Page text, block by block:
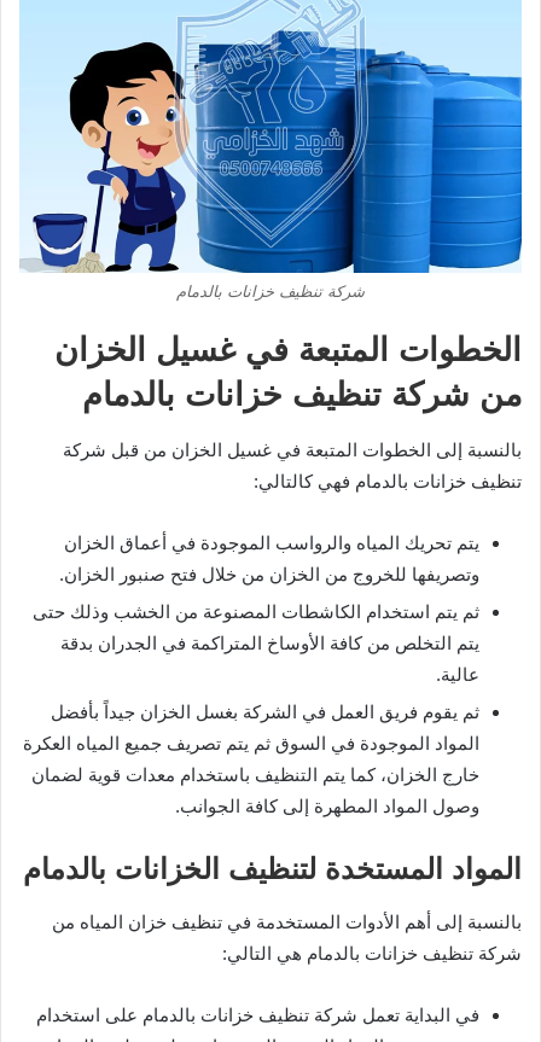
شركة تنظيف خزانات بالدمام
الخطوات المتبعة في غسيل الخزان
من شركة تنظيف خزانات بالدمام
بالنسبة إلى الخطوات المتبعة في غسيل الخزان من قبل شركة
تنظيف خزانات بالدمام فهي كالتالي:
يتم تحريك المياه والرواسب الموجودة في أعماق الخزان
وتصريفها للخروج من الخزان من خلال فتح صنبور الخزان.
ثم يتم استخدام الكاشطات المصنوعة من الخشب وذلك حتى
يتم التخلص من كافة الأوساخ المتراكمة في الجدران بدقة
عالية.
ثم يقوم فريق العمل في الشركة بغسل الخزان جيداً بأفضل
المواد الموجودة في السوق ثم يتم تصريف جميع المياه العكرة
خارج الخزان، كما يتم التنظيف باستخدام معدات قوية لضمان
وصول المواد المطهرة إلى كافة الجوانب.
المواد المستخدة لتنظيف الخزانات بالدمام
بالنسبة إلى أهم الأدوات المستخدمة في تنظيف خزان المياه من
شركة تنظيف خزانات بالدمام هي التالي:
في البداية تعمل شركة تنظيف خزانات بالدمام على استخدام